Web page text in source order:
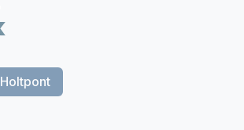
Holtpont